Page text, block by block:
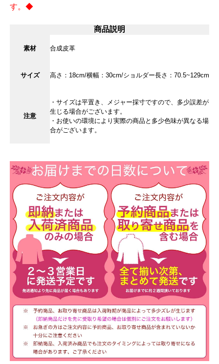
す。◆
商品説明
素材 合成皮革
サイズ 高さ：18cm/横幅：30cm/ショルダー長さ：70.5~129cm
注意
・サイズは平置き、メジャー採寸ですので、多少誤差が
生じる場合がございます。
・お使いの環境により実際の商品と多少色味が異なる場
合がございます。